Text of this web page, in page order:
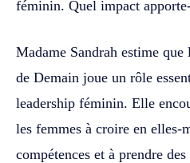
féminin. Quel impact
Madame Sandrah estime que
de Demain joue un rôle
leadership féminin. Elle
les femmes à croire en elles-
compétences et à prendre